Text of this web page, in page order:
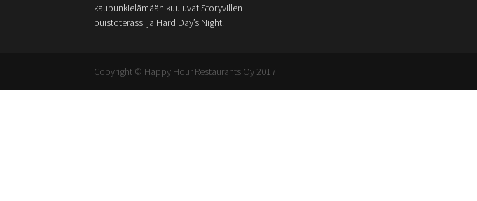
kaupunkielämään kuuluvat Storyvillen
puistoterassi ja Hard Day’s Night.
Copyright © Happy Hour Restaurants Oy 2017